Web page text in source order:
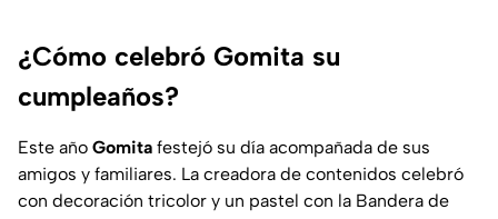
¿Cómo celebró Gomita su
cumpleaños?
Este año Gomita festejó su día acompañada de sus
amigos y familiares. La creadora de contenidos celebró
con decoración tricolor y un pastel con la Bandera de